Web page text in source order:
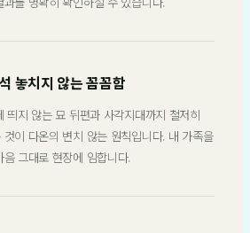
놓치지 않는 꼼꼼함
띄지 않는 묘 뒤편과 사각지대까지 철저히
것이 다온의 변치 않는 원칙입니다. 내 가족을
음 그대로 현장에 임합니다.